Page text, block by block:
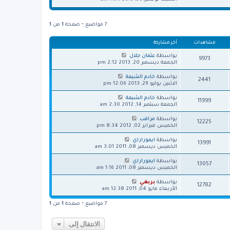
ش
ا
ر
ر
ة
د
م
ك
ة
7 مواضيع • صفحة 1 من 1
مشاهدات آخر مشاركة
9973 بواسطة عثمان جلال
الجمعة ديسمبر 20, 2013 2:12 pm
2441 بواسطة خادم الشيعة
الاثنين يوليو 29, 2013 12:06 pm
11999 بواسطة خادم الشيعة
الجمعة سبتمبر 14, 2012 2:30 am
12225 بواسطة مراقب
الخميس فبراير 02, 2012 8:34 pm
13991 بواسطة ايموراراي
الخميس ديسمبر 08, 2011 3:01 am
13057 بواسطة ايموراراي
الخميس ديسمبر 08, 2011 1:16 am
12782 بواسطة بربغي
الأربعاء مايو 04, 2011 12:38 am
7 مواضيع • صفحة 1 من 1
الانتقال إلى